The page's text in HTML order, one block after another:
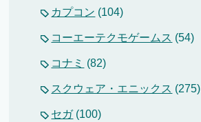
カプコン (104)
コーエーテクモゲームス (54)
コナミ (82)
スクウェア・エニックス (275)
セガ(100)